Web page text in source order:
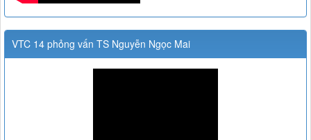
VTC 14 phỏng vấn TS Nguyễn Ngọc Mai